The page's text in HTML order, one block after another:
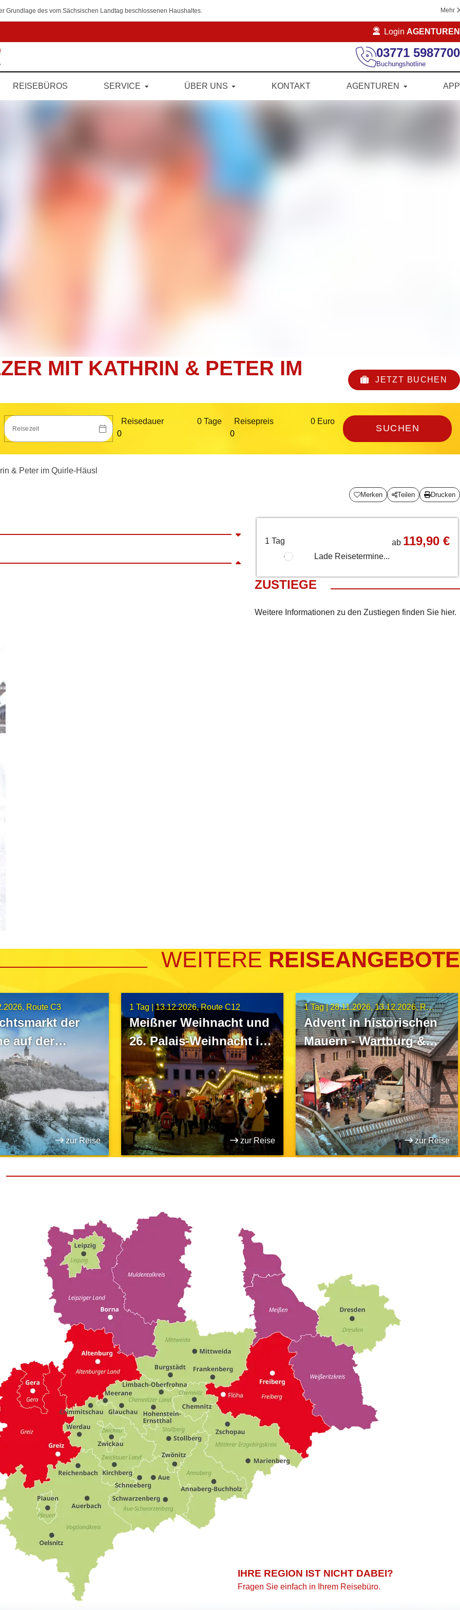
Grundlage des vom Sächsischen Landtag beschlossenen Haushaltes. Mehr
Login AGENTUREN
03771 5987700
Buchungshotline
REISEBÜROS SERVICE ÜBER UNS KONTAKT AGENTUREN APP
MIT KATHRIN & PETER IM
JETZT BUCHEN
Reisezeit
Reisedauer 0 Tage Reisepreis 0 Euro
SUCHEN
& Peter im Quirle-Häusl
Merken Teilen Drucken
1 Tag ab 119,90 €
Lade Reisetermine...
ZUSTIEGE
Weitere Informationen zu den Zustiegen finden Sie hier.
WEITERE REISEANGEBOTE
1 Tag |28.11.2026 13.12.2026 Route A15
Advent in historischen
Mauern - Wartburg &
Eisenach
zur Reise
1 Tag |13.12.2026 Route C12
Meißner Weihnacht und
26. Palais-Weihnacht in
Zabeltitz
zur Reise
Route C3
der
auf der
zur Reise
IHRE REGION IST NICHT DABEI?
Fragen Sie einfach in Ihrem Reisebüro.